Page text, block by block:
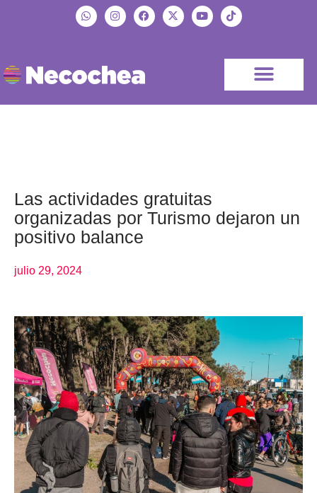
Las actividades gratuitas
organizadas por Turismo dejaron un
positivo balance
julio 29, 2024